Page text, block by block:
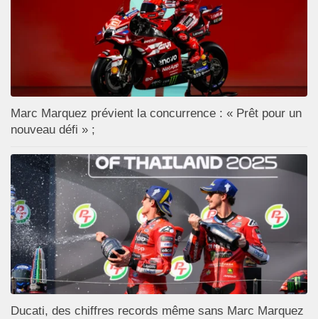
Marc Marquez prévient la concurrence : « Prêt pour un
nouveau défi » ;
Ducati, des chiffres records même sans Marc Marquez